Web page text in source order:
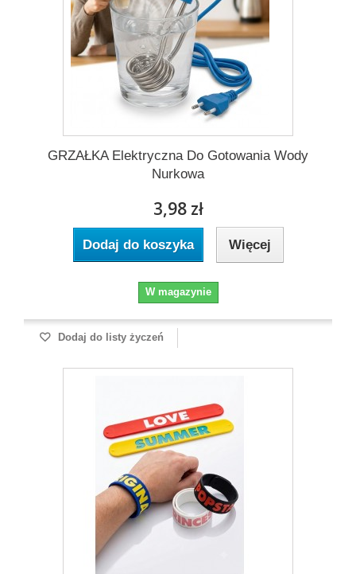
GRZAŁKA Elektryczna Do Gotowania Wody
Nurkowa
3,98 zł
Dodaj do koszyka Więcej
W magazynie
Dodaj do listy życzeń